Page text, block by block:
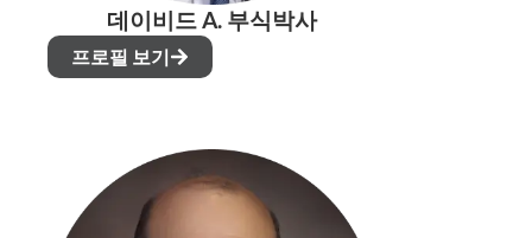
데이비드 A. 부식박사
프로필 보기